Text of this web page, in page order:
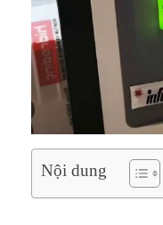
Nội dung